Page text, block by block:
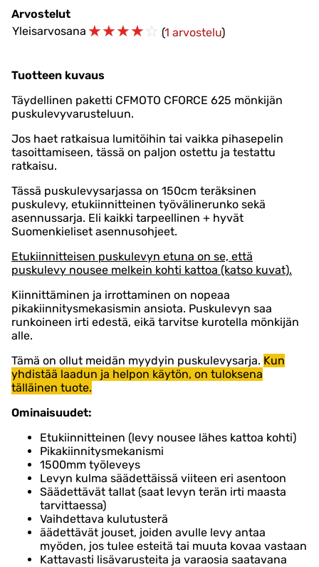
Arvostelut
Yleisarvosana ☆☆☆☆☆ (1 arvostelu)
Tuotteen kuvaus
Täydellinen paketti CFMOTO CFORCE 625 mönkijän
puskulevyvarusteluun.
Jos haet ratkaisua lumitöihin tai vaikka pihasepelin
tasoittamiseen, tässä on paljon ostettu ja testattu
ratkaisu.
Tässä puskulevysarjassa on 150cm teräksinen
puskulevy, etukiinnitteinen työvälinerunko sekä
asennussarja. Eli kaikki tarpeellinen + hyvät
Suomenkieliset asennusohjeet.
Etukiinnitteisen puskulevyn etuna on se, että
puskulevy nousee melkein kohti kattoa (katso kuvat).
Kiinnittäminen ja irrottaminen on nopeaa
pikakiinnitysmekasismin ansiota. Puskulevyn saa
runkoineen irti edestä, eikä tarvitse kurotella mönkijän
alle.
Tämä on ollut meidän myydyin puskulevysarja. Kun
yhdistää laadun ja helpon käytön, on tuloksena
tälläinen tuote.
Ominaisuudet:
Etukiinnitteinen (levy nousee lähes kattoa kohti)
Pikakiinnitysmekanismi
1500mm työleveys
Levyn kulma säädettäissä viiteen eri asentoon
Säädettävät tallat (saat levyn terän irti maasta
tarvittaessa)
Vaihdettava kulutusterä
äädettävät jouset, joiden avulle levy antaa
myöden, jos tulee esteitä tai muuta kovaa vastaan
Kattavasti lisävarusteita ja varaosia saatavana